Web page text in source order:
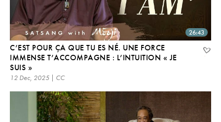
26:43
C’EST POUR ÇA QUE TU ES NÉ. UNE FORCE
IMMENSE T’ACCOMPAGNE : L’INTUITION « JE
SUIS »
12 Dec, 2025 | CC